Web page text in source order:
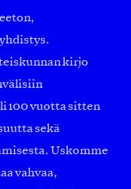
kirjo
100 vuotta sitten
sekä
Uskomme
vahvaa,